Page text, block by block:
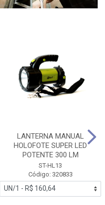
LANTERNA MANUAL
HOLOFOTE SUPER LED
POTENTE 300 LM
ST-HL13
Código: 320833